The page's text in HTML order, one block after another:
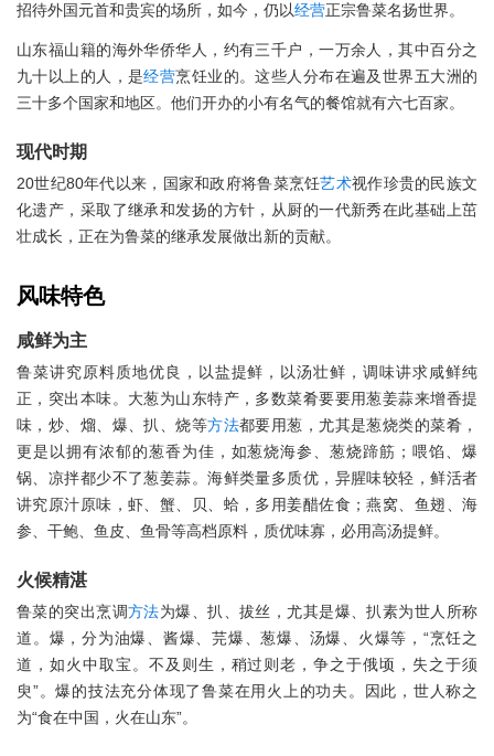
招待外国元首和贵宾的场所，如今，仍以经营正宗鲁菜名扬世界。
山东福山籍的海外华侨华人，约有三千户，一万余人，其中百分之
九十以上的人，是经营烹饪业的。这些人分布在遍及世界五大洲的
三十多个国家和地区。他们开办的小有名气的餐馆就有六七百家。
现代时期
20世纪80年代以来，国家和政府将鲁菜烹饪艺术视作珍贵的民族文
化遗产，采取了继承和发扬的方针，从厨的一代新秀在此基础上茁
壮成长，正在为鲁菜的继承发展做出新的贡献。
风味特色
咸鲜为主
鲁菜讲究原料质地优良，以盐提鲜，以汤壮鲜，调味讲求咸鲜纯
正，突出本味。大葱为山东特产，多数菜肴要要用葱姜蒜来增香提
味，炒、熘、爆、扒、烧等方法都要用葱，尤其是葱烧类的菜肴，
更是以拥有浓郁的葱香为佳，如葱烧海参、葱烧蹄筋；喂馅、爆
锅、凉拌都少不了葱姜蒜。海鲜类量多质优，异腥味较轻，鲜活者
讲究原汁原味，虾、蟹、贝、蛤，多用姜醋佐食；燕窝、鱼翅、海
参、干鲍、鱼皮、鱼骨等高档原料，质优味寡，必用高汤提鲜。
火候精湛
鲁菜的突出烹调方法为爆、扒、拔丝，尤其是爆、扒素为世人所称
道。爆，分为油爆、酱爆、芫爆、葱爆、汤爆、火爆等，“烹饪之
道，如火中取宝。不及则生，稍过则老，争之于俄顷，失之于须
臾”。爆的技法充分体现了鲁菜在用火上的功夫。因此，世人称之
为“食在中国，火在山东”。